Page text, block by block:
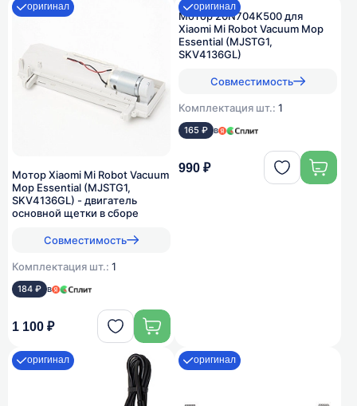
Мотор Xiaomi Mi Robot Vacuum
Mop Essential (MJSTG1,
SKV4136GL) - двигатель
основной щетки в сборе
Совместимость
Комплектация шт.: 1
184 ₽ в
оригинал
1 100 ₽
Мотор 20N704K500 для
Xiaomi Mi Robot Vacuum Mop
Essential (MJSTG1,
SKV4136GL)
Совместимость
Комплектация шт.: 1
165 ₽ в
оригинал
990 ₽
оригинал оригинал